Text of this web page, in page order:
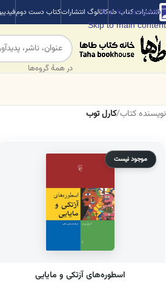
Skip to navigation
Skip to main content
انتشارات کتاب طهکاتالوگ انتشاراتکتاب دست دوم
در همهٔ گروه‌ها
نویسنده کتاب/کارل توب
موجود نیست
اسطوره‌های آزتکی و مایایی